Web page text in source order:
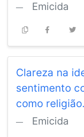
Emicida
Clareza na
sentimento
como religião.
Emicida